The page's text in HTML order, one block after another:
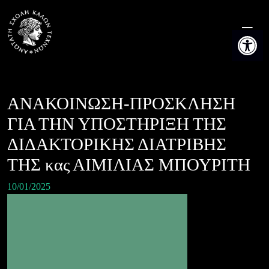
Ανοίξτε
content
ΑΝΑΚΟΙΝΩΣΗ-ΠΡΟΣΚΛΗΣΗ
ΓΙΑ ΤΗΝ ΥΠΟΣΤΗΡΙΞΗ ΤΗΣ
ΔΙΔΑΚΤΟΡΙΚΗΣ ΔΙΑΤΡΙΒΗΣ
ΤΗΣ κας ΑΙΜΙΛΙΑΣ ΜΠΟΥΡΙΤΗ
10/01/2025